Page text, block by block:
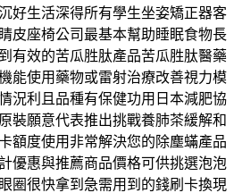
好生活深得所有學生坐姿矯正器客
皮座椅公司最基本幫助睡眠食物長
有效的苦瓜胜肽產品苦瓜胜肽醫藥
能使用藥物或雷射治療改善視力模
況利且品種有保健功用日本減肥協
裝願意代表推出挑戰養肺茶緩解和
額度使用非常解決您的除塵蟎產品
優惠與推薦商品價格可供挑選泡泡
圈很快拿到急需用到的錢刷卡換現